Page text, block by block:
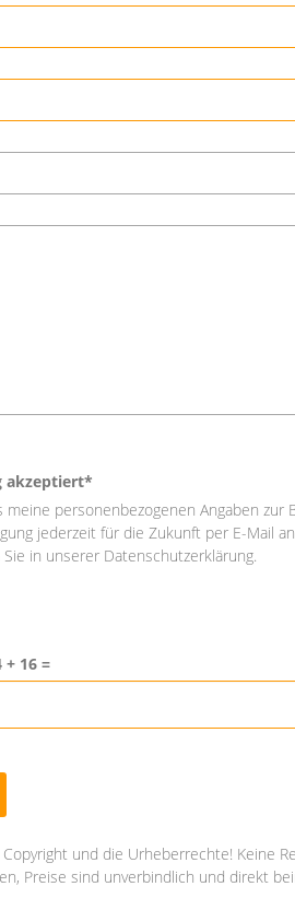
akzeptiert*
meine personenbezogenen Angaben
jederzeit für die Zukunft per E-Mail
in unserer Datenschutzerklärung.
+ 16 =
und die Urheberrechte! Keine
Preise sind unverbindlich und direkt